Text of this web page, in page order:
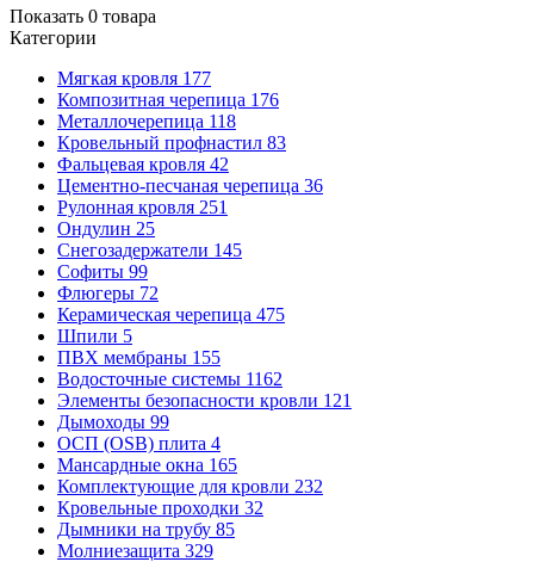
Показать 0 товара
Категории
Мягкая кровля 177
Композитная черепица 176
Металлочерепица 118
Кровельный профнастил 83
Фальцевая кровля 42
Цементно-песчаная черепица 36
Рулонная кровля 251
Ондулин 25
Снегозадержатели 145
Софиты 99
Флюгеры 72
Керамическая черепица 475
Шпили 5
ПВХ мембраны 155
Водосточные системы 1162
Элементы безопасности кровли 121
Дымоходы 99
ОСП (OSB) плита 4
Мансардные окна 165
Комплектующие для кровли 232
Кровельные проходки 32
Дымники на трубу 85
Молниезащита 329